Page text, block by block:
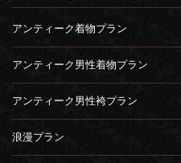
アンティーク着物プラン
アンティーク男性着物プラン
アンティーク男性袴プラン
浪漫プラン